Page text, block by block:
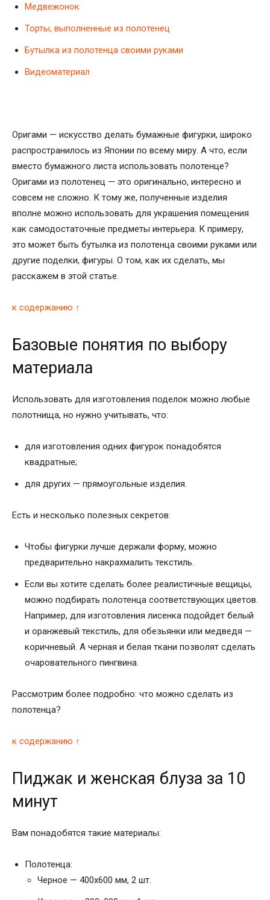
Медвежонок
Торты, выполненные из полотенец
Бутылка из полотенца своими руками
Видеоматериал
Оригами — искусство делать бумажные фигурки, широко
распространилось из Японии по всему миру. А что, если
вместо бумажного листа использовать полотенце?
Оригами из полотенец — это оригинально, интересно и
совсем не сложно. К тому же, полученные изделия
вполне можно использовать для украшения помещения
как самодостаточные предметы интерьера. К примеру,
это может быть бутылка из полотенца своими руками или
другие поделки, фигуры. О том, как их сделать, мы
расскажем в этой статье.
к содержанию ↑
Базовые понятия по выбору
материала
Использовать для изготовления поделок можно любые
полотнища, но нужно учитывать, что:
для изготовления одних фигурок понадобятся
квадратные;
для других — прямоугольные изделия.
Есть и несколько полезных секретов:
Чтобы фигурки лучше держали форму, можно
предварительно накрахмалить текстиль.
Если вы хотите сделать более реалистичные вещицы,
можно подбирать полотенца соответствующих цветов.
Например, для изготовления лисенка подойдет белый
и оранжевый текстиль, для обезьянки или медведя —
коричневый. А черная и белая ткани позволят сделать
очаровательного пингвина.
Рассмотрим более подробно: что можно сделать из
полотенца?
к содержанию ↑
Пиджак и женская блуза за 10
минут
Вам понадобятся такие материалы:
Полотенца:
Черное — 400х600 мм, 2 шт.